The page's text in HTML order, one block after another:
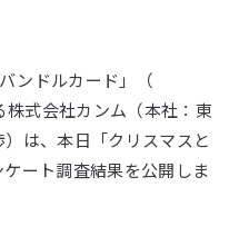
ンドルカード」（
株式会社カンム（本社：東
は、本日「クリスマスと
ート調査結果を公開しま